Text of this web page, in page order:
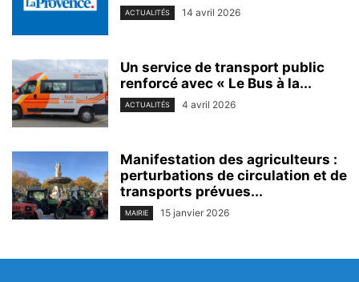
ACTUALITÉS 14 avril 2026
Un service de transport public
renforcé avec « Le Bus à la...
ACTUALITÉS 4 avril 2026
Manifestation des agriculteurs :
perturbations de circulation et de
transports prévues...
MAIRIE 15 janvier 2026